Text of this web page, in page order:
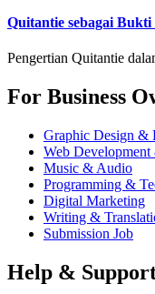
Quitantie sebagai
Pengertian Quitantie
For Business
Graphic Design &
Web
Music & Audio
Programming &
Digital Marketing
Writing &
Submission Job
Help &